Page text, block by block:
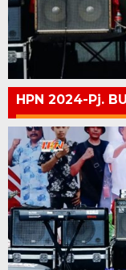
HPN 2024-Pj.